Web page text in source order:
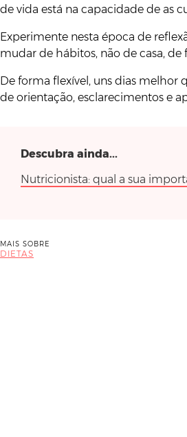
de vida está na capacidade de as
Experimente nesta época de
mudar de hábitos, não de casa,
De forma flexível, uns dias melhor
de orientação, esclarecimentos e
Descubra ainda...
Nutricionista: qual a sua
MAIS SOBRE
DIETAS